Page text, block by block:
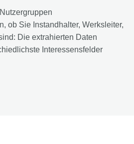
ob Sie Instandhalter, Werksleiter,
Die extrahierten Daten
Interessensfelder